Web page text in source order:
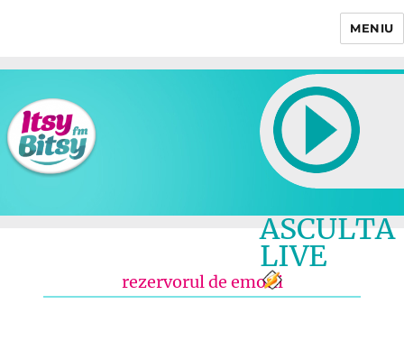
MENIU
ASCULTA
LIVE
rezervorul de emotii